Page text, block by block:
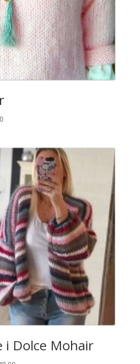
Prisområde:
kr 734.00
i Dolce Mohair